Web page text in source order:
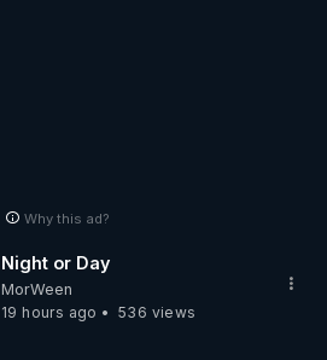
Why this ad?
Night or Day
MorWeen
19 hours ago
536 views